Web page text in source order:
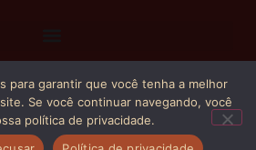
os direitos reservados.
para garantir que você tenha a melhor
Se você continuar navegando, você
política de privacidade.